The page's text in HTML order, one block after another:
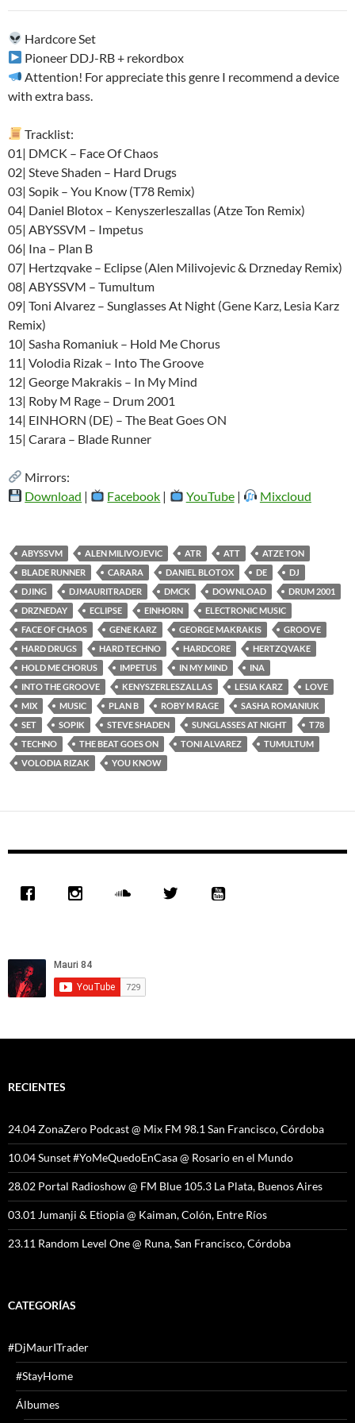
audio
Hardcore Set
Pioneer DDJ-RB + rekordbox
Attention! For appreciate this genre I recommend a device
with extra bass.
Tracklist:
01| DMCK – Face Of Chaos
02| Steve Shaden – Hard Drugs
03| Sopik – You Know (T78 Remix)
04| Daniel Blotox – Kenyszerleszallas (Atze Ton Remix)
05| ABYSSVM – Impetus
06| Ina – Plan B
07| Hertzqvake – Eclipse (Alen Milivojevic & Drzneday Remix)
08| ABYSSVM – Tumultum
09| Toni Alvarez – Sunglasses At Night (Gene Karz, Lesia Karz
Remix)
10| Sasha Romaniuk – Hold Me Chorus
11| Volodia Rizak – Into The Groove
12| George Makrakis – In My Mind
13| Roby M Rage – Drum 2001
14| EINHORN (DE) – The Beat Goes ON
15| Carara – Blade Runner
Mirrors:
Download | Facebook | YouTube| Mixcloud
ABYSSVM ALEN MILIVOJEVIC ATR ATT
ATZE TON
BLADE RUNNER
CARARA DANIEL BLOTOX DE
DJ
DJING
DJMAURITRADER DMCK DOWNLOAD
DRUM 2001
DRZNEDAY
ECLIPSE EINHORN
ELECTRONIC MUSIC
FACE OF CHAOS
GENE KARZ GEORGE MAKRAKIS
GROOVE
HARD DRUGS
HARD TECHNO HARDCORE
HERTZQVAKE
HOLD ME CHORUS
IMPETUS IN MY MIND
INA
INTO THE GROOVE
KENYSZERLESZALLAS LESIA KARZ
LOVE
MIX
MUSIC PLAN B ROBY M RAGE
SASHA ROMANIUK
SET
SOPIK STEVE SHADEN SUNGLASSES AT NIGHT
T78
TECHNO
THE BEAT GOES ON TONI ALVAREZ
TUMULTUM
VOLODIA RIZAK
YOU KNOW
RECIENTES
24.04 ZonaZero Podcast @ Mix FM 98.1 San Francisco, Córdoba
10.04 Sunset #YoMeQuedoEnCasa @ Rosario en el Mundo
28.02 Portal Radioshow @ FM Blue 105.3 La Plata, Buenos Aires
03.01 Jumanji & Etiopia @ Kaiman, Colón, Entre Ríos
23.11 Random Level One @ Runa, San Francisco, Córdoba
CATEGORÍAS
#DjMaurITrader
#StayHome
Álbumes